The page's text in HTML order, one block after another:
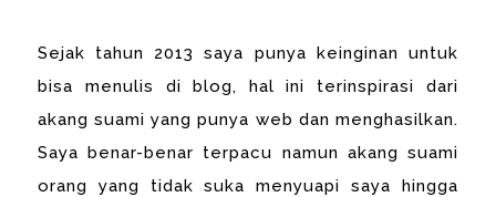
Sejak tahun 2013 saya punya keinginan untuk
bisa menulis di blog, hal ini terinspirasi dari
akang suami yang punya web dan menghasilkan.
Saya benar-benar terpacu namun akang suami
orang yang tidak suka menyuapi saya hingga